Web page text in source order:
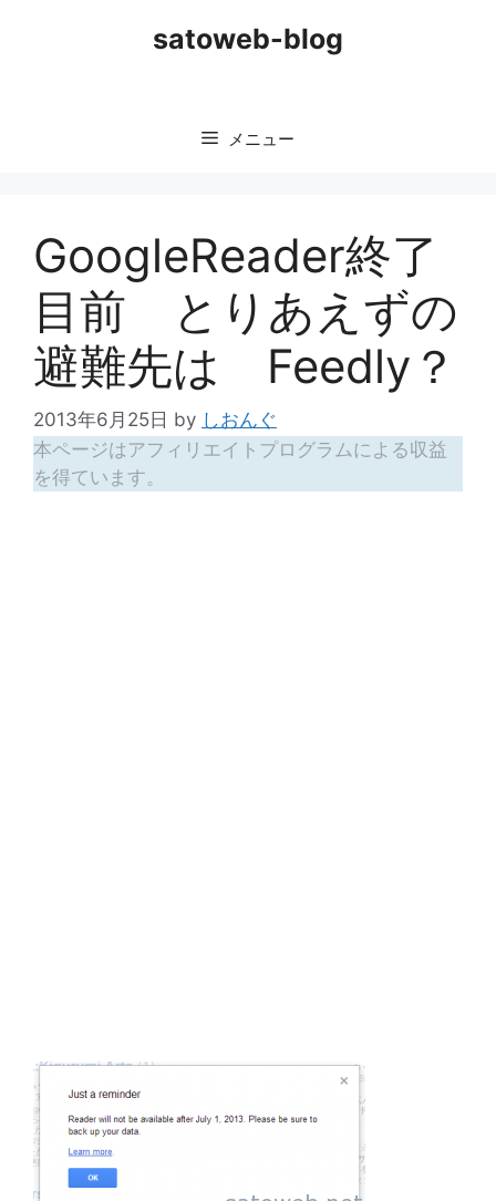
satoweb-blog
メニュー
GoogleReader終了
目前 とりあえずの
避難先は Feedly？
2013年6月25日 by しおんぐ
本ページはアフィリエイトプログラムによる収益
を得ています。